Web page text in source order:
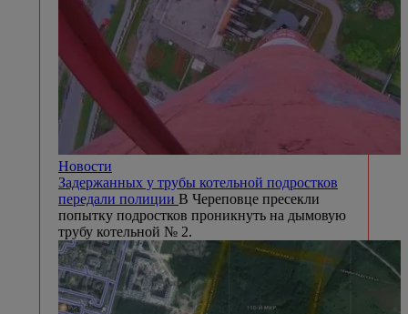
Новости
Задержанных у трубы котельной подростков
передали полиции В Череповце пресекли
попытку подростков проникнуть на дымовую
трубу котельной № 2.